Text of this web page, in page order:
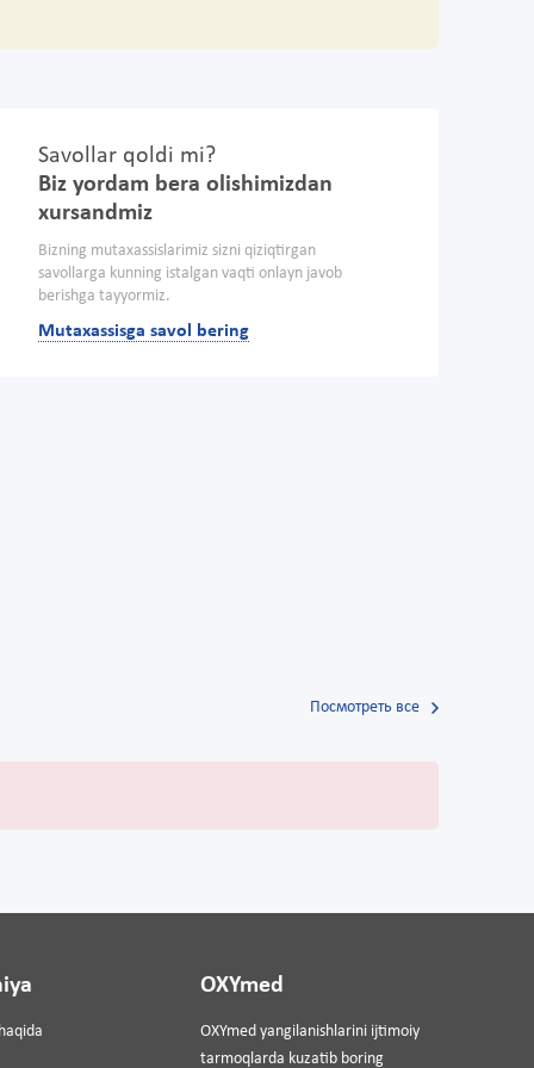
Savollar qoldi mi?
Biz yordam bera olishimizdan
xursandmiz
Bizning mutaxassislarimiz sizni qiziqtirgan
savollarga kunning istalgan vaqti onlayn javob
berishga tayyormiz.
Mutaxassisga savol bering
Посмотреть все
OXYmed
OXYmed yangilanishlarini ijtimoiy
tarmoqlarda kuzatib boring